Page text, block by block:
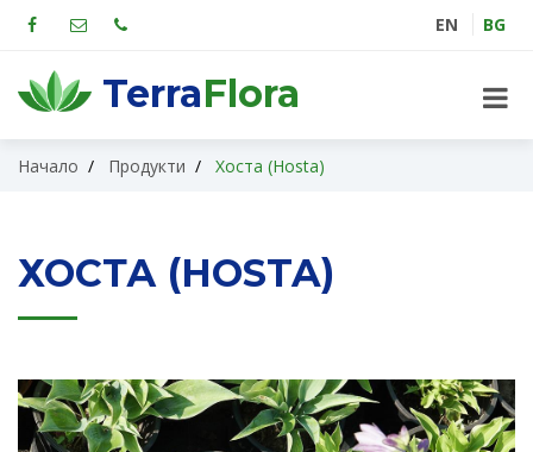
EN BG
TerraFlora
Начало Продукти Хоста (Hosta)
ХОСТА (HOSTA)